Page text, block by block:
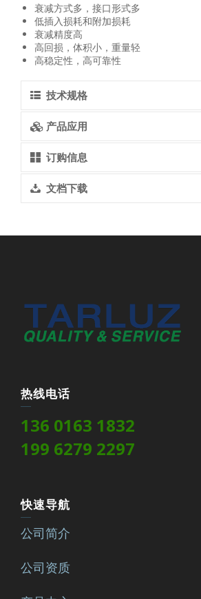
衰减方式多，接口形式多
低插入损耗和附加损耗
衰减精度高
高回损，体积小，重量轻
高稳定性，高可靠性
技术规格
产品应用
订购信息
文档下载
热线电话
136 0163 1832
199 6279 2297
快速导航
公司简介
公司资质